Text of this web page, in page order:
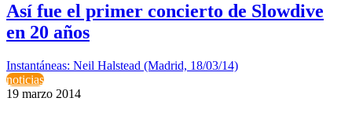
Así fue el primer concierto de Slowdive
en 20 años
Instantáneas: Neil Halstead (Madrid, 18/03/14)
noticias
19 marzo 2014